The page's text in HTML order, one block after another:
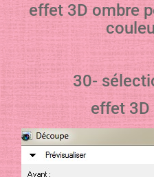
effet 3D ombre
30-
effet